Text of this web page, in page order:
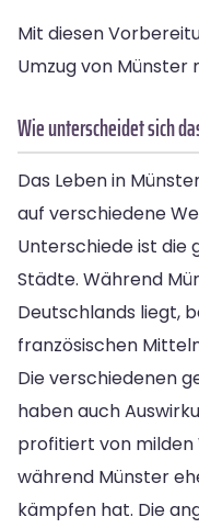
Mit diesen
Umzug von
Wie unterscheidet sich
Das Leben in
auf verschiedene
Unterschiede ist die
Städte. Während
Deutschlands liegt,
französischen
Die verschiedenen
haben auch
profitiert von milden
während Münster
kämpfen hat. Die